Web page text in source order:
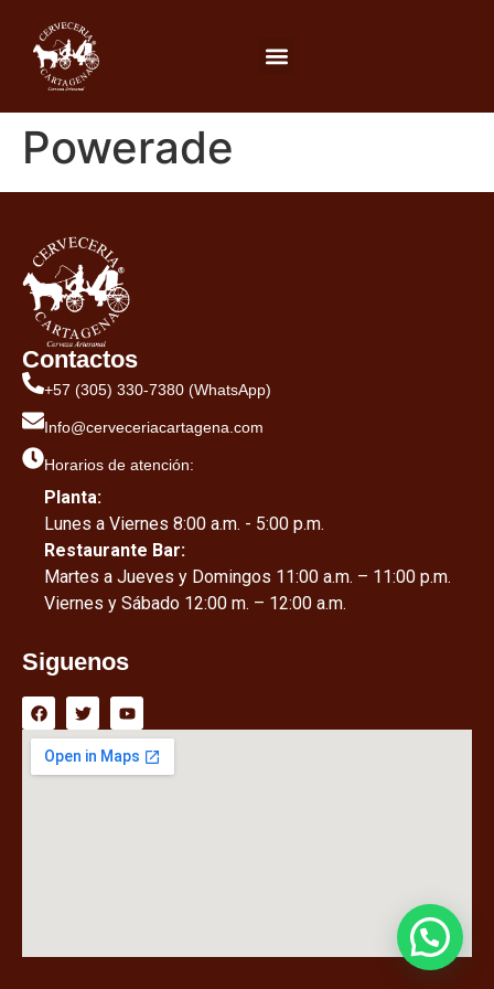
Powerade
Contactos
+57 (305) 330-7380 (WhatsApp)
Info@cerveceriacartagena.com
Horarios de atención:
Planta:
Lunes a Viernes 8:00 a.m. - 5:00 p.m.
Restaurante Bar:
Martes a Jueves y Domingos 11:00 a.m. – 11:00 p.m.
Viernes y Sábado 12:00 m. – 12:00 a.m.
Siguenos